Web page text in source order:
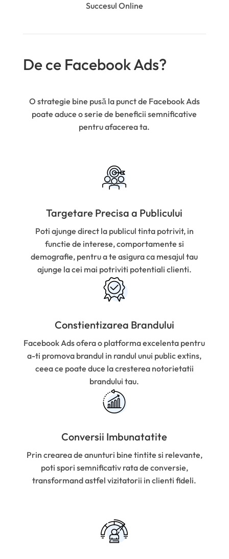
Succesul Online
De ce Facebook Ads?
O strategie bine pusă la punct de Facebook Ads
poate aduce o serie de beneficii semnificative
pentru afacerea ta.
Targetare Precisa a Publicului
Poti ajunge direct la publicul tinta potrivit, in
functie de interese, comportamente si
demografie, pentru a te asigura ca mesajul tau
ajunge la cei mai potriviti potentiali clienti.
Constientizarea Brandului
Facebook Ads ofera o platforma excelenta pentru
a-ti promova brandul in randul unui public extins,
ceea ce poate duce la cresterea notorietatii
brandului tau.
Conversii Imbunatatite
Prin crearea de anunturi bine tintite si relevante,
poti spori semnificativ rata de conversie,
transformand astfel vizitatorii in clienti fideli.